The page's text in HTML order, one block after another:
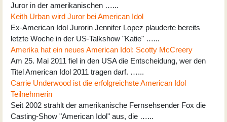
Juror in der amerikanischen …...
Keith Urban wird Juror bei American Idol
Ex-American Idol Jurorin Jennifer Lopez plauderte bereits
letzte Woche in der US-Talkshow "Katie" …...
Amerika hat ein neues American Idol: Scotty McCreery
Am 25. Mai 2011 fiel in den USA die Entscheidung, wer den
Titel American Idol 2011 tragen darf. …...
Carrie Underwood ist die erfolgreichste American Idol
Teilnehmerin
Seit 2002 strahlt der amerikanische Fernsehsender Fox die
Casting-Show "American Idol" aus, die …...